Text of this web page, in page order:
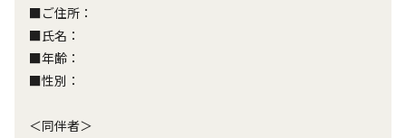
■ご住所：
■氏名：
■年齢：
■性別：
＜同伴者＞